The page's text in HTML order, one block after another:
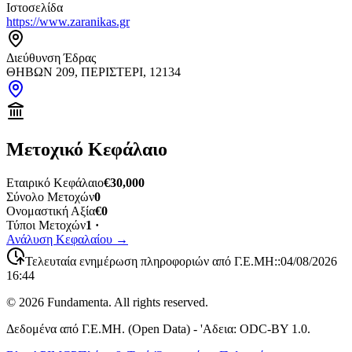
Ιστοσελίδα
https://www.zaranikas.gr
Διεύθυνση Έδρας
ΘΗΒΩΝ 209, ΠΕΡΙΣΤΕΡΙ, 12134
Μετοχικό Κεφάλαιο
Εταιρικό Κεφάλαιο€30,000
Σύνολο Μετοχών0
Ονομαστική Αξία€0
Τύποι Μετοχών1 ·
Ανάλυση Κεφαλαίου →
Τελευταία ενημέρωση πληροφοριών από Γ.Ε.ΜΗ::04/08/2026
16:44
© 2026 Fundamenta. All rights reserved.
Δεδομένα από Γ.Ε.ΜΗ. (Open Data) - 'Αδεια: ODC-BY 1.0.